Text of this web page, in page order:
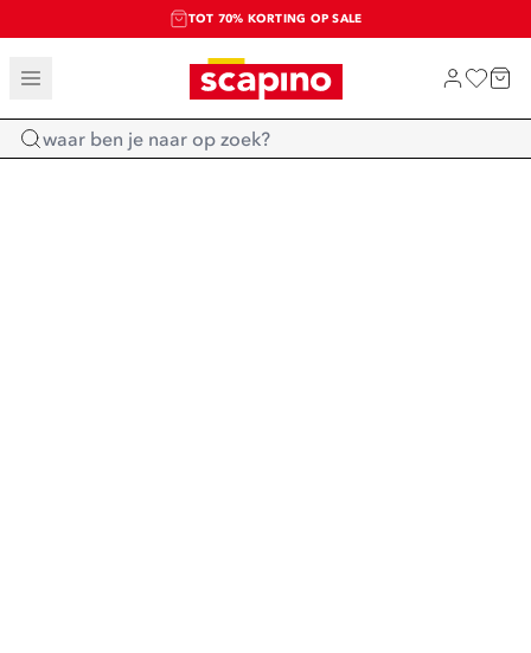
TOT 70% KORTING OP SALE
SALE: LAATSTE KANS!
SHOP NIEUW
Home